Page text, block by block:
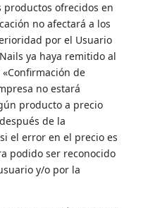
ofrecidos en
no afectará a los
por el Usuario
ya haya remitido al
de
no estará
producto a precio
de la
el error en el precio es
podido ser reconocido
y/o por la